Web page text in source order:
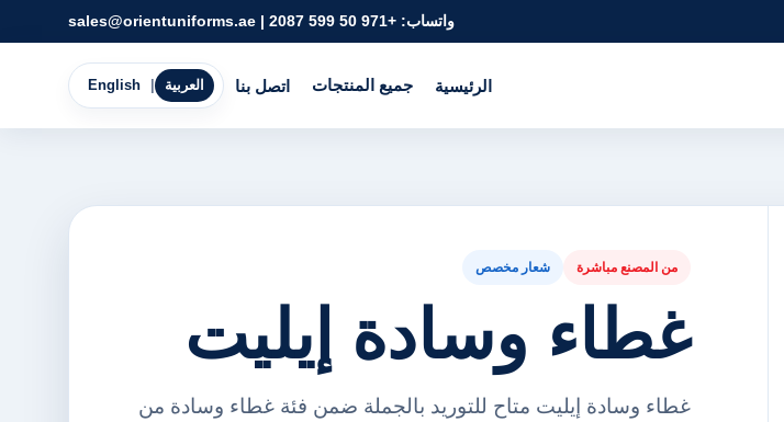
واتساب: +971 50 599 2087
|
sales@orientuniforms.ae
الرئيسية جميع المنتجات اتصل بنا English العربية
من المصنع مباشرة شعار مخصص
غطاء وسادة إيليت
غطاء وسادة إيليت متاح للتوريد بالجملة ضمن فئة غطاء وسادة من